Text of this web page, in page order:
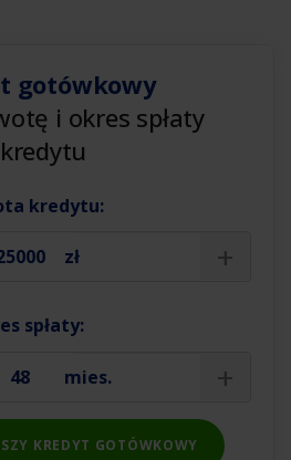
gotówkowy
i okres spłaty
kredytu
kredytu:
zł +
spłaty:
mies. +
KREDYT GOTÓWKOWY